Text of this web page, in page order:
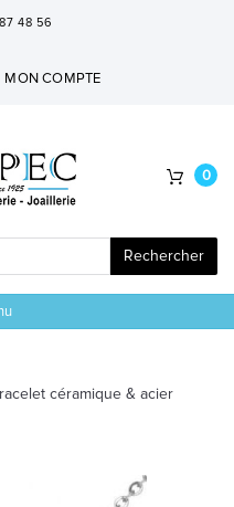
48 56
MON COMPTE
Rechercher
0
céramique & acier